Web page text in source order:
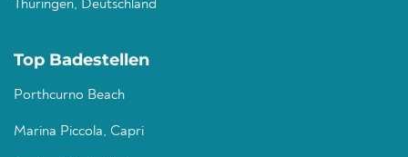
Thüringen, Deutschland
Top Badestellen
Porthcurno Beach
Marina Piccola, Capri